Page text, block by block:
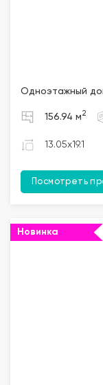
Одноэтажный
156.94 м 2
13.05x19.1
Посмотреть
Новинка